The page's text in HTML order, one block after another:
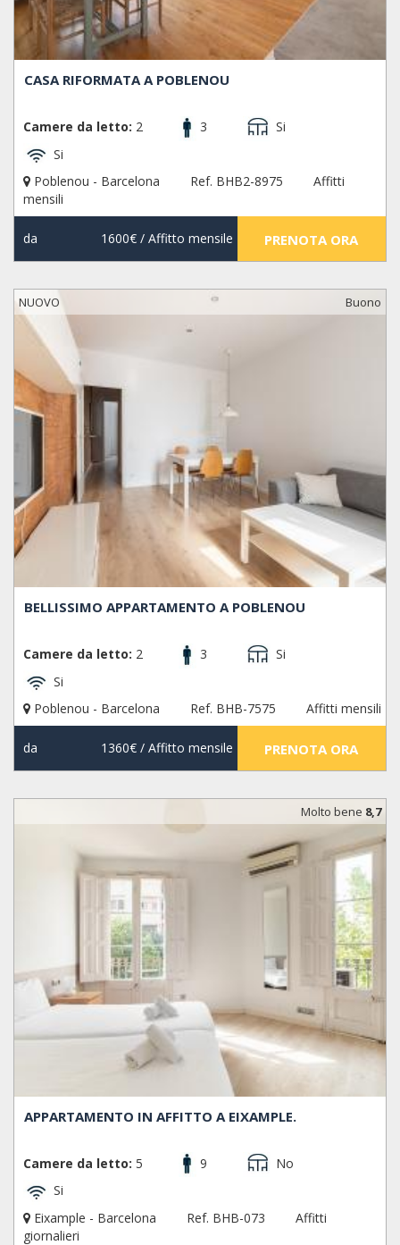
CASA RIFORMATA A POBLENOU
Camere da letto: 2 3
Si
Si
Poblenou - Barcelona
Ref. BHB2-8975
Affitti
mensili
da 1600€/ Affitto mensile PRENOTA ORA
NUOVO Buono
BELLISSIMO APPARTAMENTO A POBLENOU
Camere da letto: 2 3
Si
Si
Poblenou - Barcelona
Ref. BHB-7575 Affitti mensili
da 1360€/ Affitto mensile PRENOTA ORA
Molto bene 8,7
APPARTAMENTO IN AFFITTO A EIXAMPLE.
Camere da letto: 5 9
No
Si
Eixample - Barcelona
Ref. BHB-073
Affitti
giornalieri